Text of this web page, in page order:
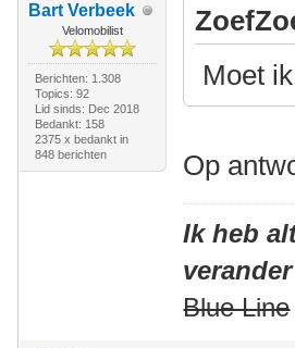
Bart Verbeek
Velomobilist
Berichten: 1.308
Topics: 92
Lid sinds: Dec 2018
Bedankt: 158
2375 x bedankt in
848 berichten
Moet
Op
Ik heb
Blue Line